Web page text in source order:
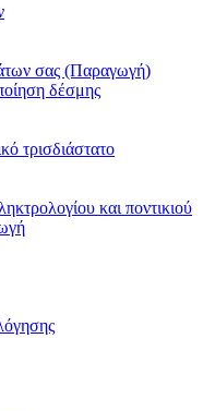
σας (Παραγωγή)
δέσμης
τρισδιάστατο
και ποντικιού